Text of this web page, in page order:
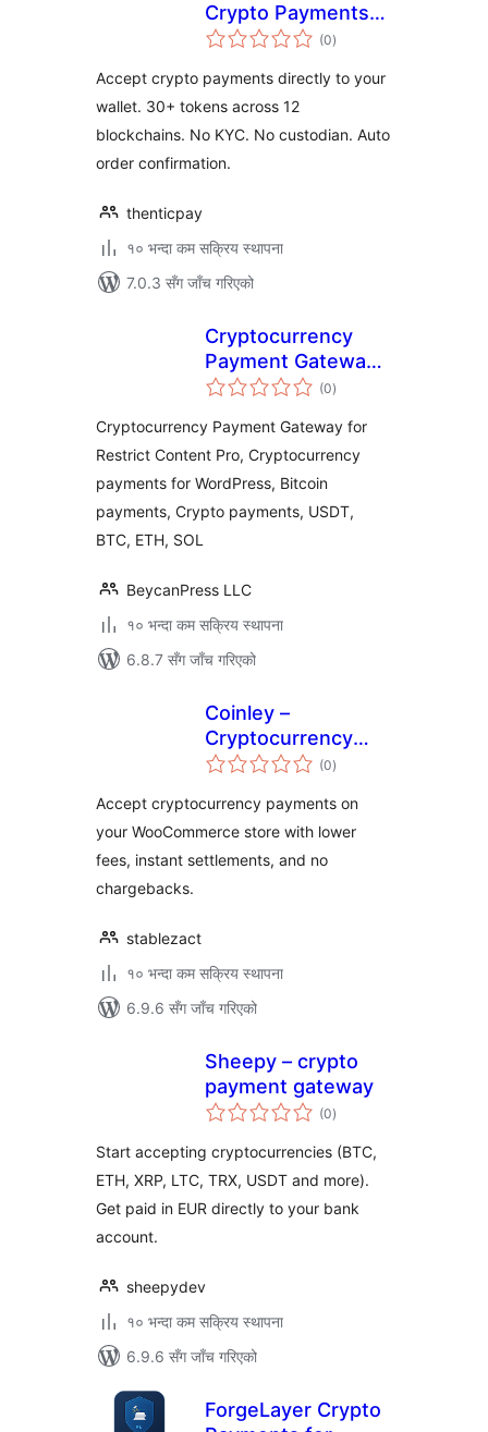
Crypto Payments
for WooCommerce
(0कुल
रेटिङ्गहरू
)
Accept crypto payments directly to your
wallet. 30+ tokens across 12
blockchains. No KYC. No custodian. Auto
order confirmation.
thenticpay
१० भन्दा कम सक्रिय स्थापना
7.0.3 सँग जाँच गरिएको
Cryptocurrency
Payment Gateway
for Restrict
CryptoPay
(0कुल
रेटिङ्गहरू
)
Cryptocurrency Payment Gateway for
Restrict Content Pro, Cryptocurrency
payments for WordPress, Bitcoin
payments, Crypto payments, USDT,
BTC, ETH, SOL
BeycanPress LLC
१० भन्दा कम सक्रिय स्थापना
6.8.7 सँग जाँच गरिएको
Coinley –
Cryptocurrency
Payments
(0कुल
रेटिङ्गहरू
)
Accept cryptocurrency payments on
your WooCommerce store with lower
fees, instant settlements, and no
chargebacks.
stablezact
१० भन्दा कम सक्रिय स्थापना
6.9.6 सँग जाँच गरिएको
Sheepy – crypto
payment gateway
(0कुल
रेटिङ्गहरू
)
Start accepting cryptocurrencies (BTC,
ETH, XRP, LTC, TRX, USDT and more).
Get paid in EUR directly to your bank
account.
sheepydev
१० भन्दा कम सक्रिय स्थापना
6.9.6 सँग जाँच गरिएको
ForgeLayer Crypto